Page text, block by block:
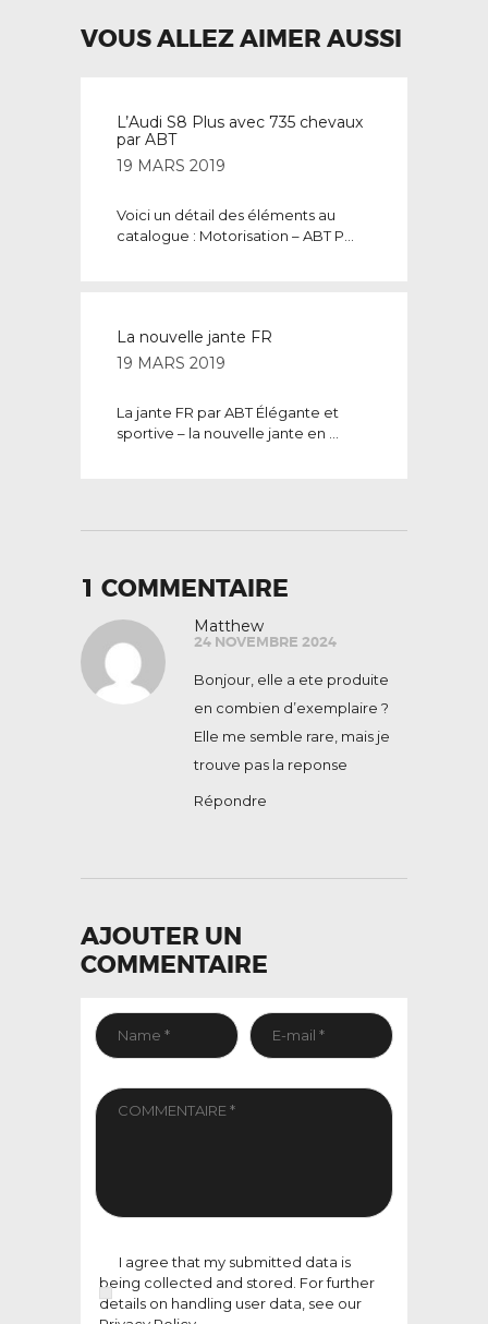
VOUS ALLEZ AIMER AUSSI
L’Audi S8 Plus avec 735 chevaux
par ABT
19 MARS 2019
Voici un détail des éléments au
catalogue : Motorisation – ABT P...
La nouvelle jante FR
19 MARS 2019
La jante FR par ABT Élégante et
sportive – la nouvelle jante en ...
1 COMMENTAIRE
Matthew
24 NOVEMBRE 2024
Bonjour, elle a ete produite
en combien d’exemplaire ?
Elle me semble rare, mais je
trouve pas la reponse
Répondre
AJOUTER UN
COMMENTAIRE
I agree that my submitted data is
being collected and stored. For further
details on handling user data, see our